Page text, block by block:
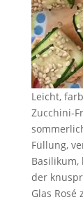
Leicht,
Zucchini-
Füllung,
der
Glas